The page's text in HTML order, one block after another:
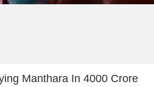
Manthara In 4000 Crore